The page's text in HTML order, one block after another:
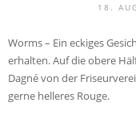
18.
Worms – Ein eckiges
erhalten. Auf die obere
Dagné von der
gerne helleres Rouge.